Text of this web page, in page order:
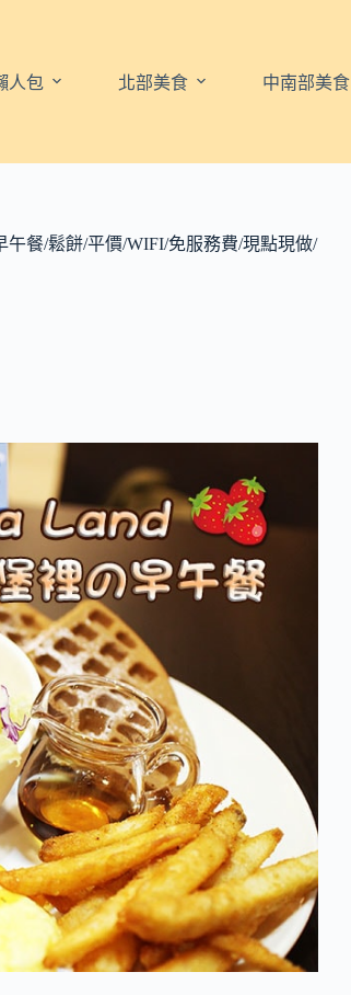
人包 北部美食 中南部美食
午餐/鬆餅/平價/WIFI/免服務費/現點現做/